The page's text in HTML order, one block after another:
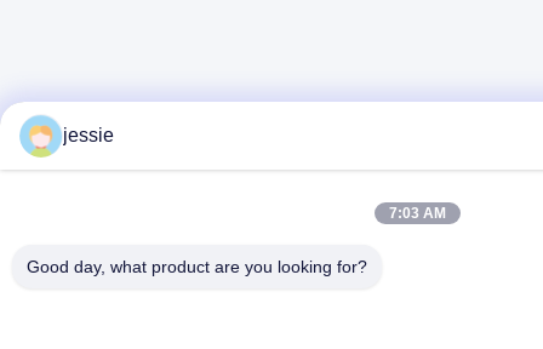
jessie
7:03 AM
Good day, what product are you looking for?